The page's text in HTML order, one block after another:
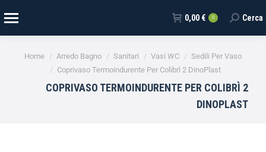
0,00 € 0 Cerca
Tu sei qui:
Home Arredo Bagno Sanitari Vasi WC
Sedili Per Vaso
Coprivaso Termoindurente Per Colibrì 2 DinoPlast
COPRIVASO TERMOINDURENTE PER COLIBRÌ 2
DINOPLAST